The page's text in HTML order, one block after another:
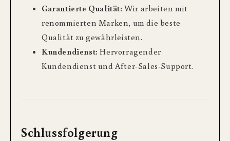
Garantierte Qualität: Wir arbeiten mit
renommierten Marken, um die beste
Qualität zu gewährleisten.
Kundendienst: Hervorragender
Kundendienst und After-Sales-Support.
Schlussfolgerung